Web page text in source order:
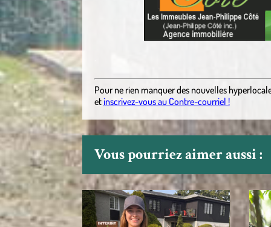
Pour ne rien manquer des nouvelles
etinscrivez-vous au Contre-courriel !
Vous pourriez aimer aussi :